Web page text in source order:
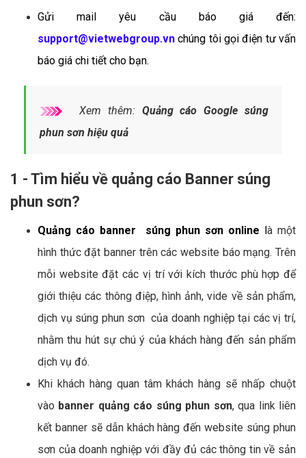
Gửi mail yêu cầu báo giá đến:
support@vietwebgroup.vn chúng tôi gọi điện tư vấn
báo giá chi tiết cho bạn.
Xem thêm: Quảng cáo Google súng
phun sơn hiệu quả
1 - Tìm hiểu về quảng cáo Banner súng
phun sơn?
Quảng cáo banner súng phun sơn online là một
hình thức đặt banner trên các website báo mạng. Trên
mỗi website đặt các vị trí với kích thước phù hợp để
giới thiệu các thông điệp, hình ảnh, vide về sản phẩm,
dịch vụ súng phun sơn của doanh nghiệp tại các vị trí,
nhằm thu hút sự chú ý của khách hàng đến sản phẩm
dịch vụ đó.
Khi khách hàng quan tâm khách hàng sẽ nhấp chuột
vào banner quảng cáo súng phun sơn, qua link liên
kết banner sẽ dẫn khách hàng đến website súng phun
sơn của doanh nghiệp với đầy đủ các thông tin về sản